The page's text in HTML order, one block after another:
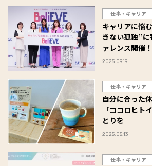
仕事・キャリア
キャリアに悩
きない孤独”に
ァレンス開催
ヒーさんも登壇
2025.09.19
仕事・キャリア
自分に合った
「ココロヒト
とりを
2025.05.13
仕事・キャリア